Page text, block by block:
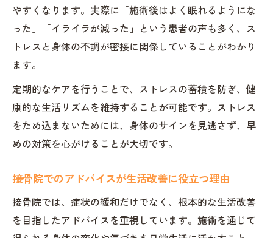
やすくなります。実際に「施術後はよく眠れるようにな
った」「イライラが減った」という患者の声も多く、ス
トレスと身体の不調が密接に関係していることがわかり
ます。
定期的なケアを行うことで、ストレスの蓄積を防ぎ、健
康的な生活リズムを維持することが可能です。ストレス
をため込まないためには、身体のサインを見逃さず、早
めの対策を心がけることが大切です。
接骨院でのアドバイスが生活改善に役立つ理由
接骨院では、症状の緩和だけでなく、根本的な生活改善
を目指したアドバイスを重視しています。施術を通じて